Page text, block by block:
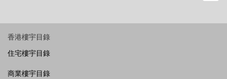
香港樓宇目錄
住宅樓宇目錄
商業樓宇目錄